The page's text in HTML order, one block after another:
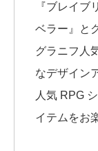
『ブレイブ
ベラー』と
グラニフ人
なデザイン
人気 RPG
イテムをお